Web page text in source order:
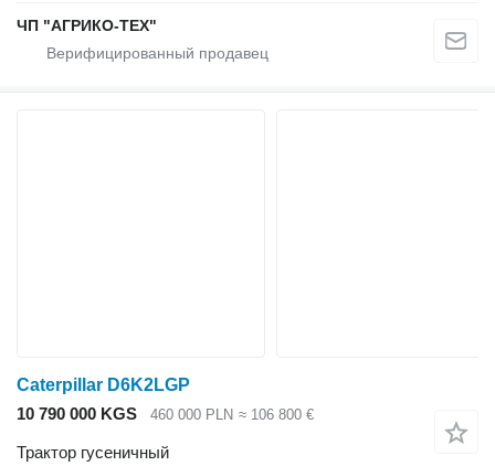
ЧП "АГРИКО-ТЕХ"
Caterpillar D6K2LGP
10 790 000 KGS
460 000 PLN ≈ 106 800 €
Трактор гусеничный